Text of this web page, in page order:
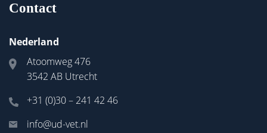
Contact
Nederland
Atoomweg 476
3542 AB Utrecht
+31 (0)30 – 241 42 46
info@ud-vet.nl